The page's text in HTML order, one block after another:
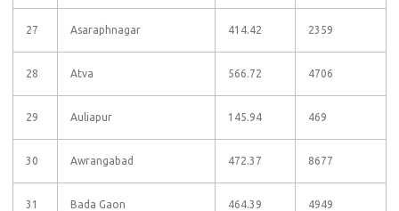
27 Asaraphnagar 414.42 2359
28 Atva 566.72 4706
29 Auliapur 145.94 469
30 Awrangabad 472.37 8677
31 Bada Gaon 464.39 4949